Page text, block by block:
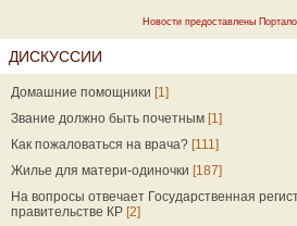
Новости предоставлены
ДИСКУССИИ
Домашние помощники [1]
Звание должно быть почетным [1]
Как пожаловаться на врача? [111]
Жилье для матери-одиночки [187]
На вопросы отвечает Государственная
правительстве КР [2]